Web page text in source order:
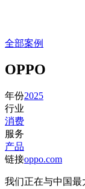
全部案例
OPPO
年份2025
行业
消费
服务
产品
链接oppo.com
我们正在与中国最